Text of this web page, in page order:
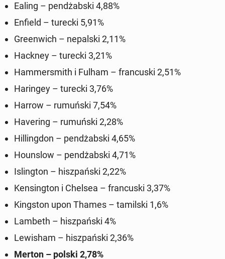
Ealing – pendżab­s­ki 4,88%
Enfield – turecki 5,91%
Green­wich – nepal­s­ki 2,11%
Hackney – turecki 3,21%
Ham­mer­smith i Fulham – fran­cus­ki 2,51%
Haringey – turecki 3,76%
Harrow – ru­muńs­ki 7,54%
Haver­ing – ru­muńs­ki 2,28%
Hilling­don – pendżab­s­ki 4,65%
Houn­slow – pendżab­s­ki 4,71%
Is­ling­ton – hisz­pańs­ki 2,22%
Kens­ing­ton i Chelsea – fran­cus­ki 3,37%
Kingston upon Thames – tamil­s­ki 1,6%
Lambeth – hisz­pańs­ki 4%
Lewisham – hisz­pańs­ki 2,36%
Merton – polski 2,78%